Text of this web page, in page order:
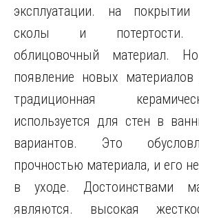
эксплуатации. на
сколы и потертости.
облицовочный материал.
появление новых
традиционная
используется для стен в
вариантов. Это
прочностью материала, и его
в уходе. Достоинствами
являются. высокая